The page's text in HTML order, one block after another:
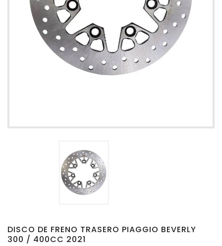
DISCO DE FRENO TRASERO PIAGGIO BEVERLY
300 / 400CC 2021